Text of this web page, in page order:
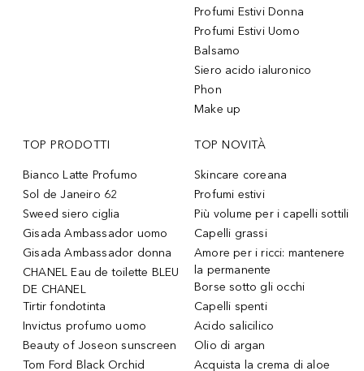
Profumi Estivi Donna
Profumi Estivi Uomo
Balsamo
Siero acido ialuronico
Phon
Make up
TOP PRODOTTI
Bianco Latte Profumo
Sol de Janeiro 62
Sweed siero ciglia
Gisada Ambassador uomo
Gisada Ambassador donna
CHANEL Eau de toilette BLEU
DE CHANEL
Tirtir fondotinta
Invictus profumo uomo
Beauty of Joseon sunscreen
Tom Ford Black Orchid
TOP NOVITÀ
Skincare coreana
Profumi estivi
Più volume per i capelli sottili
Capelli grassi
Amore per i ricci: mantenere
la permanente
Borse sotto gli occhi
Capelli spenti
Acido salicilico
Olio di argan
Acquista la crema di aloe